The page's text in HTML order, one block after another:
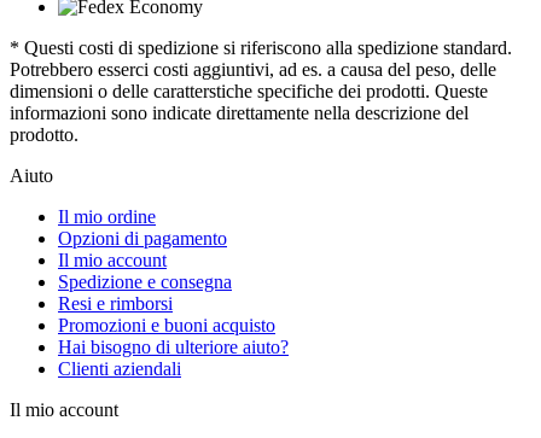
* Questi costi di spedizione si riferiscono alla spedizione standard.
Potrebbero esserci costi aggiuntivi, ad es. a causa del peso, delle
dimensioni o delle caratterstiche specifiche dei prodotti. Queste
informazioni sono indicate direttamente nella descrizione del
prodotto.
Aiuto
Il mio ordine
Opzioni di pagamento
Il mio account
Spedizione e consegna
Resi e rimborsi
Promozioni e buoni acquisto
Hai bisogno di ulteriore aiuto?
Clienti aziendali
Il mio account